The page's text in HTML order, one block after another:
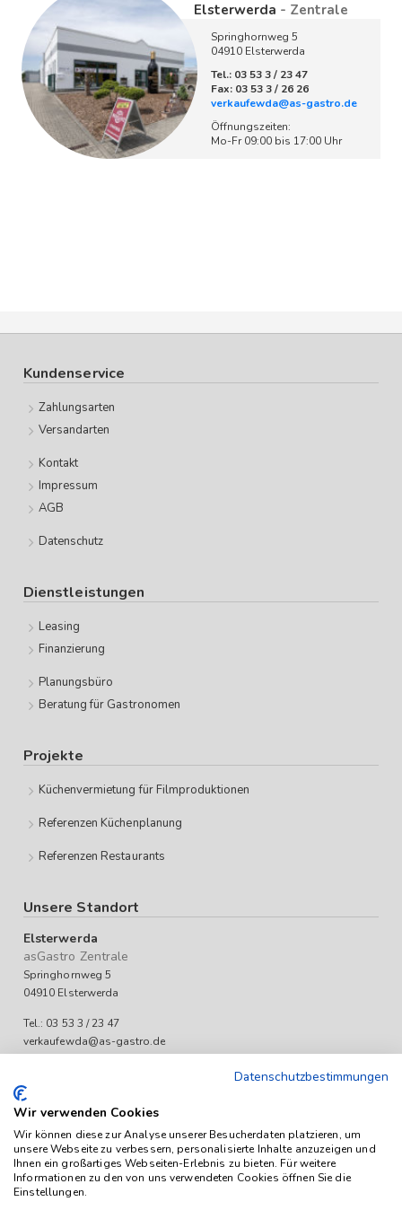
Elsterwerda - Zentrale
Springhornweg 5
04910 Elsterwerda
Tel.: 03 53 3 / 23 47
Fax: 03 53 3 / 26 26
verkaufewda@as-gastro.de
Öffnungszeiten:
Mo-Fr 09:00 bis 17:00 Uhr
Kundenservice
Zahlungsarten
Versandarten
Kontakt
Impressum
AGB
Datenschutz
Dienstleistungen
Leasing
Finanzierung
Planungsbüro
Beratung für Gastronomen
Projekte
Küchenvermietung für Filmproduktionen
Referenzen Küchenplanung
Referenzen Restaurants
Unsere Standort
Elsterwerda
asGastro Zentrale
Springhornweg 5
04910 Elsterwerda
Tel.: 03 53 3 / 23 47
verkaufewda@as-gastro.de
Mo-Fr 09:00 bis 17:00 Uhr
Das Angebot von as-Gastro richtet sich ausschließlich an
Datenschutzbestimmungen
Wir verwenden Cookies
Wir können diese zur Analyse unserer Besucherdaten platzieren, um
unsere Webseite zu verbessern, personalisierte Inhalte anzuzeigen und
Ihnen ein großartiges Webseiten-Erlebnis zu bieten. Für weitere
Informationen zu den von uns verwendeten Cookies öffnen Sie die
Einstellungen.